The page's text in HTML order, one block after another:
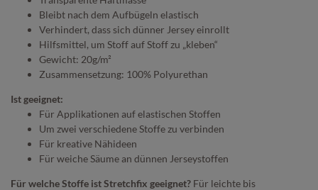
Bleibt nach dem Aufbügeln elastisch
Verhindert, dass sich dünner Jersey einrollt
Hilfsmittel, um Stoff auf Stoff zu „kleben“
Gewicht: 20g/m²
Zusammensetzung: 100% Polyurethan
Ist geeignet:
Für Applikationen auf elastischen Stoffen
Um zwei verschiedene Stoffe zu verbinden
Für kreative Nähideen
Für weiche Säume an dünnen Jerseystoffen
Für welche Stoffe ist Stretchfix geeignet? Für leichte bis